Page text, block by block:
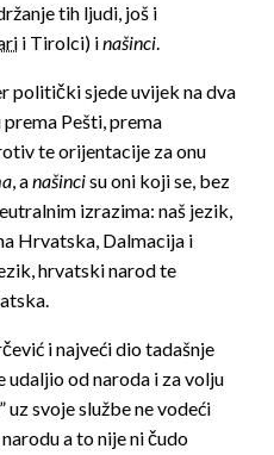
tih ljudi, još i
i Tirolci) inašinci.
politički sjede uvijek na dva
Pešti, prema
te orijentacije za onu
, anašincisu oni koji se, bez
izrazima: naš jezik,
Hrvatska, Dalmacija i
hrvatski narod te
i najveći dio tadašnje
od naroda i za volju
svoje službe ne vodeći
a to nije ni čudo